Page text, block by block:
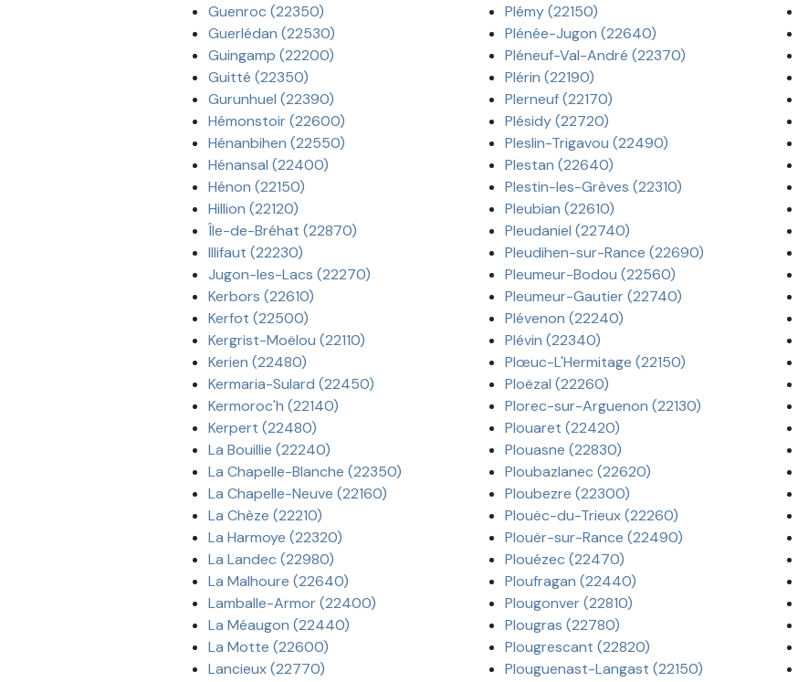
Guenroc (22350)
Guerlédan (22530)
Guingamp (22200)
Guitté (22350)
Gurunhuel (22390)
Hémonstoir (22600)
Hénanbihen (22550)
Hénansal (22400)
Hénon (22150)
Hillion (22120)
Île-de-Bréhat (22870)
Illifaut (22230)
Jugon-les-Lacs (22270)
Kerbors (22610)
Kerfot (22500)
Kergrist-Moëlou (22110)
Kerien (22480)
Kermaria-Sulard (22450)
Kermoroc'h (22140)
Kerpert (22480)
La Bouillie (22240)
La Chapelle-Blanche (22350)
La Chapelle-Neuve (22160)
La Chèze (22210)
La Harmoye (22320)
La Landec (22980)
La Malhoure (22640)
Lamballe-Armor (22400)
La Méaugon (22440)
La Motte (22600)
Lancieux (22770)
Plémy (22150)
Plénée-Jugon (22640)
Pléneuf-Val-André (22370)
Plérin (22190)
Plerneuf (22170)
Plésidy (22720)
Pleslin-Trigavou (22490)
Plestan (22640)
Plestin-les-Grèves (22310)
Pleubian (22610)
Pleudaniel (22740)
Pleudihen-sur-Rance (22690)
Pleumeur-Bodou (22560)
Pleumeur-Gautier (22740)
Plévenon (22240)
Plévin (22340)
Plœuc-L'Hermitage (22150)
Ploëzal (22260)
Plorec-sur-Arguenon (22130)
Plouaret (22420)
Plouasne (22830)
Ploubazlanec (22620)
Ploubezre (22300)
Plouëc-du-Trieux (22260)
Plouër-sur-Rance (22490)
Plouézec (22470)
Ploufragan (22440)
Plougonver (22810)
Plougras (22780)
Plougrescant (22820)
Plouguenast-Langast (22150)